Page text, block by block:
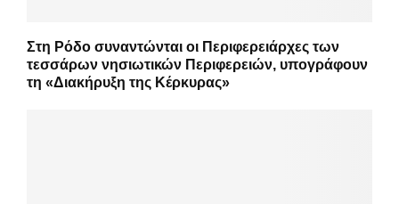
Στη Ρόδο συναντώνται οι Περιφερειάρχες των
τεσσάρων νησιωτικών Περιφερειών, υπογράφουν
τη «Διακήρυξη της Κέρκυρας»